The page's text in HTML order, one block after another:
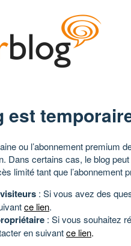
est
ou l’abonnement premium
Dans certains cas, le blog
limité tant que l’abonnement
: Si vous avez des
ce lien.
: Si vous souhaitez
en suivantce lien.